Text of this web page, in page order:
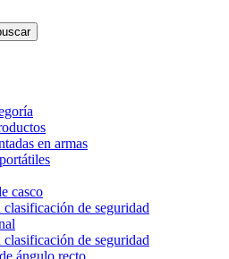
en armas
casco
clasificación de seguridad
clasificación de seguridad
ángulo recto